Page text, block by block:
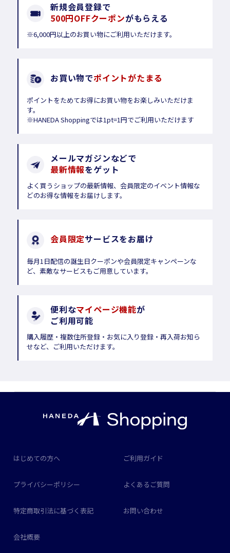
新規会員登録で
500円OFFクーポンがもらえる
※6,000円以上のお買い物にご利用いただけます。
お買い物でポイントがたまる
ポイントをためてお得にお買い物をお楽しみいただけま
す。
※HANEDA Shoppingでは1pt=1円でご利用いただけます
メールマガジンなどで
最新情報をゲット
よく買うショップの最新情報、会員限定のイベント情報な
どのお得な情報をお届けします。
会員限定サービスをお届け
毎月1日配信の誕生日クーポンや会員限定キャンペーンな
ど、素敵なサービスもご用意しています。
便利なマイページ機能が
ご利用可能
購入履歴・複数住所登録・お気に入り登録・再入荷お知ら
せなど、ご利用いただけます。
はじめての方へ ご利用ガイド
プライバシーポリシー よくあるご質問
特定商取引法に基づく表記 お問い合わせ
会社概要